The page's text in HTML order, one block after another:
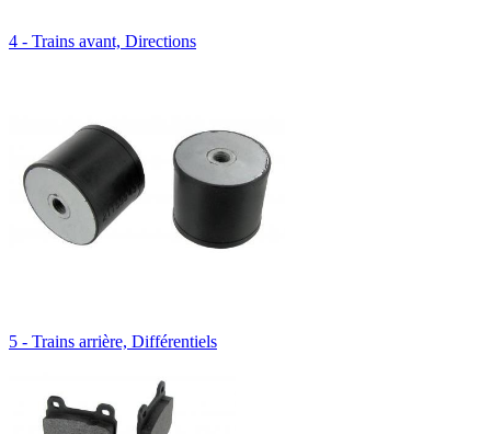
4 - Trains avant, Directions
5 - Trains arrière, Différentiels